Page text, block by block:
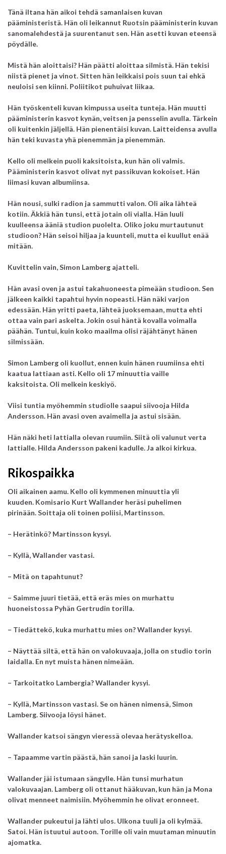
Tänä iltana hän aikoi tehdä samanlaisen kuvan
pääministeristä. Hän oli leikannut Ruotsin pääministerin kuvan
sanomalehdestä ja suurentanut sen. Hän asetti kuvan eteensä
pöydälle.
Mistä hän aloittaisi? Hän päätti aloittaa silmistä. Hän tekisi
niistä pienet ja vinot. Sitten hän leikkaisi pois suun tai ehkä
neuloisi sen kiinni. Poliitikot puhuivat liikaa.
Hän työskenteli kuvan kimpussa useita tunteja. Hän muutti
pääministerin kasvot kynän, veitsen ja pensselin avulla. Tärkein
oli kuitenkin jäljellä. Hän pienentäisi kuvan. Laitteidensa avulla
hän teki kuvasta yhä pienemmän ja pienemmän.
Kello oli melkein puoli kaksitoista, kun hän oli valmis.
Pääministerin kasvot olivat nyt passikuvan kokoiset. Hän
liimasi kuvan albumiinsa.
Hän nousi, sulki radion ja sammutti valon. Oli aika lähteä
kotiin. Äkkiä hän tunsi, että jotain oli vialla. Hän luuli
kuulleensa ääniä studion puolelta. Oliko joku murtautunut
studioon? Hän seisoi hiljaa ja kuunteli, mutta ei kuullut enää
mitään.
Kuvittelin vain, Simon Lamberg ajatteli.
Hän avasi oven ja astui takahuoneesta pimeään studioon.Sen
jälkeen kaikki tapahtui hyvin nopeasti. Hän näki varjon
edessään. Hän yritti paeta, lähteä juoksemaan, mutta ehti
ottaa vain pari askelta.Jokin osui häntä kovalla voimalla
päähän. Tuntui, kuin koko maailma olisi räjähtänyt hänen
silmissään.
Simon Lamberg oli kuollut, ennen kuin hänen ruumiinsa ehti
kaatua lattiaan asti. Kello oli 17 minuuttia vaille
kaksitoista. Oli melkein keskiyö.
Viisi tuntia myöhemmin studiolle saapui siivooja Hilda
Andersson. Hän avasi oven avaimella ja astui sisään.
Hän näki heti lattialla olevan ruumiin.Siitä oli valunut verta
lattialle. Hilda Andersson pakeni kadulle. Ja alkoi kirkua.
Rikospaikka
Oli aikainen aamu. Kello oli kymmenen minuuttia yli
kuuden. Komisario Kurt Wallander heräsi puhelimen
pirinään.Soittaja oli toinen poliisi, Martinsson.
– Herätinkö? Martinsson kysyi.
– Kyllä, Wallander vastasi.
– Mitä on tapahtunut?
– Saimme juuri tietää, että eräs mies on murhattu
huoneistossa Pyhän Gertrudin torilla.
– Tiedättekö, kuka murhattu mies on? Wallander kysyi.
– Näyttää siltä, että hän on valokuvaaja, jolla on studio torin
laidalla. En nyt muista hänen nimeään.
– Tarkoitatko Lambergia? Wallander kysyi.
– Kyllä, Martinsson vastasi. Se on hänen nimensä, Simon
Lamberg. Siivooja löysi hänet.
Wallander katsoi sängyn vieressä olevaa herätyskelloa.
– Tapaamme vartin päästä, hän sanoi ja laski luurin.
Wallander jäi istumaan sängylle. Hän tunsi murhatun
valokuvaajan. Lamberg oli ottanut hääkuvan, kun hän ja Mona
olivat menneet naimisiin. Myöhemmin he olivat eronneet.
Wallander pukeutui ja lähti ulos. Ulkona tuuli ja oli kylmää.
Satoi. Hän istuutui autoon. Torille oli vain muutaman minuutin
ajomatka.